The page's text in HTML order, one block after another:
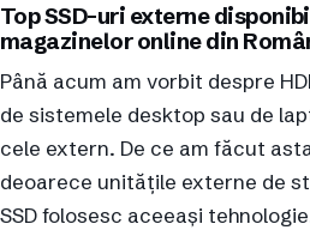
Top SSD-uri externe
magazinelor online din
Până acum am vorbit despre
de sistemele desktop sau de
cele extern. De ce am făcut
deoarece unitățile externe de
SSD folosesc aceeași